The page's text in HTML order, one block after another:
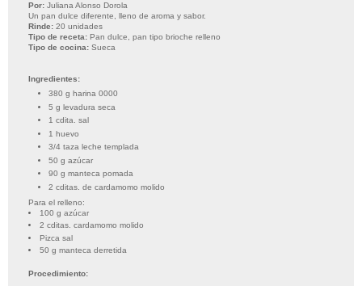
Por: Juliana Alonso Dorola
Un pan dulce diferente, lleno de aroma y sabor.
Rinde: 20 unidades
Tipo de receta: Pan dulce, pan tipo brioche relleno
Tipo de cocina: Sueca
Ingredientes:
380 g harina 0000
5 g levadura seca
1 cdita. sal
1 huevo
3/4 taza leche templada
50 g azúcar
90 g manteca pomada
2 cditas. de cardamomo molido
Para el relleno:
100 g azúcar
2 cditas. cardamomo molido
Pizca sal
50 g manteca derretida
Procedimiento: